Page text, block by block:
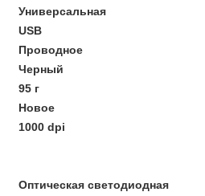
Универсальная
USB
Проводное
Черный
95 г
Новое
1000 dpi
Оптическая светодиодная